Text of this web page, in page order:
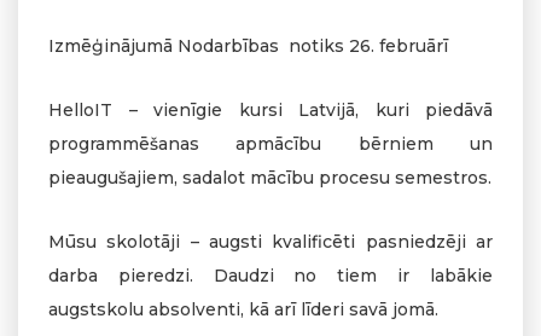
Izmēģinājumā Nodarbības notiks 26. februārī
HelloIT – vienīgie kursi Latvijā, kuri piedāvā
programmēšanas apmācību bērniem un
pieaugušajiem, sadalot mācību procesu semestros.
Mūsu skolotāji – augsti kvalificēti pasniedzēji ar
darba pieredzi. Daudzi no tiem ir labākie
augstskolu absolventi, kā arī līderi savā jomā.